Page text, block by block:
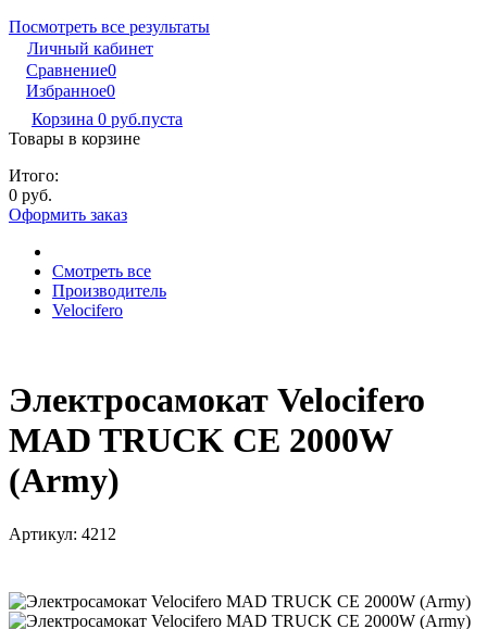
Посмотреть все результаты
Личный кабинет
Сравнение0
Избранное0
Корзина 0 руб.пуста
Товары в корзине
Итого:
0 руб.
Оформить заказ
Смотреть все
Производитель
Velocifero
Электросамокат Velocifero
MAD TRUCK CE 2000W
(Army)
Артикул: 4212